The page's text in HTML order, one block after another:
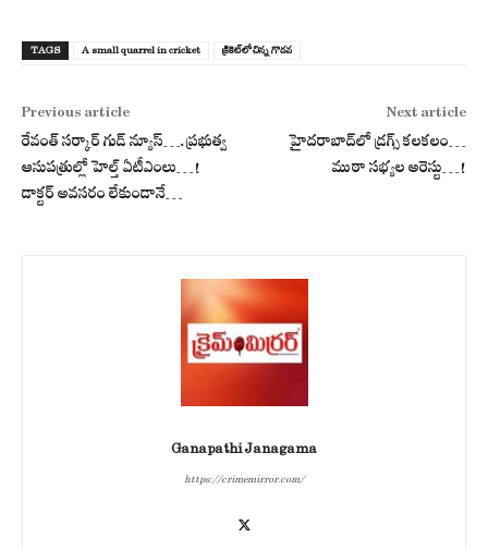
TAGS A small quarrel in cricket క్రికెట్‌లో చిన్న గొడ‌వ
Previous article
రేవంత్ స‌ర్కార్ గుడ్ న్యూస్‌….ప్ర‌భుత్వ
ఆసుప‌త్రుల్లో హెల్త్ ఏటీఎంలు…!
డాక్ట‌ర్ అవ‌స‌రం లేకుండానే…
Next article
హైద‌రాబాద్‌లో డ్ర‌గ్స్ క‌ల‌క‌లం…
ముఠా స‌భ్య‌ల అరెస్టు…!
Ganapathi Janagama
https://crimemirror.com/